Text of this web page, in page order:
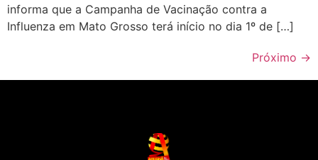
informa que a Campanha de Vacinação contra a
Influenza em Mato Grosso terá início no dia 1º de […]
Próximo →